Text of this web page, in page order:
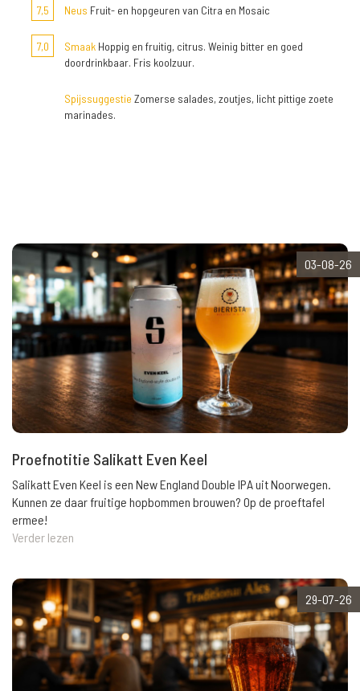
7,5 Neus Fruit- en hopgeuren van Citra en Mosaic
7,0 Smaak Hoppig en fruitig, citrus. Weinig bitter en goed
doordrinkbaar. Fris koolzuur.
Spijssuggestie Zomerse salades, zoutjes, licht pittige zoete
marinades.
03-08-26
Proefnotitie Salikatt Even Keel
Salikatt Even Keel is een New England Double IPA uit Noorwegen.
Kunnen ze daar fruitige hopbommen brouwen? Op de proeftafel
ermee!
Verder lezen
29-07-26